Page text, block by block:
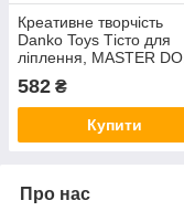
Креативне творчість
Danko Toys Тісто для
ліплення, MASTER DO.
582 ₴
Купити
Про нас